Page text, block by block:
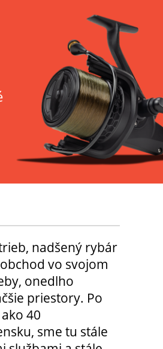
nadšený rybár
vo svojom
onedlho
priestory. Po
40
sme tu stále